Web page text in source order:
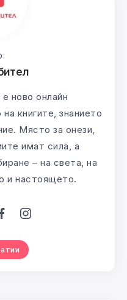
ново онлайн
книгите, знанието
Място за онези,
имат сила, а
– на света, на
и настоящето.